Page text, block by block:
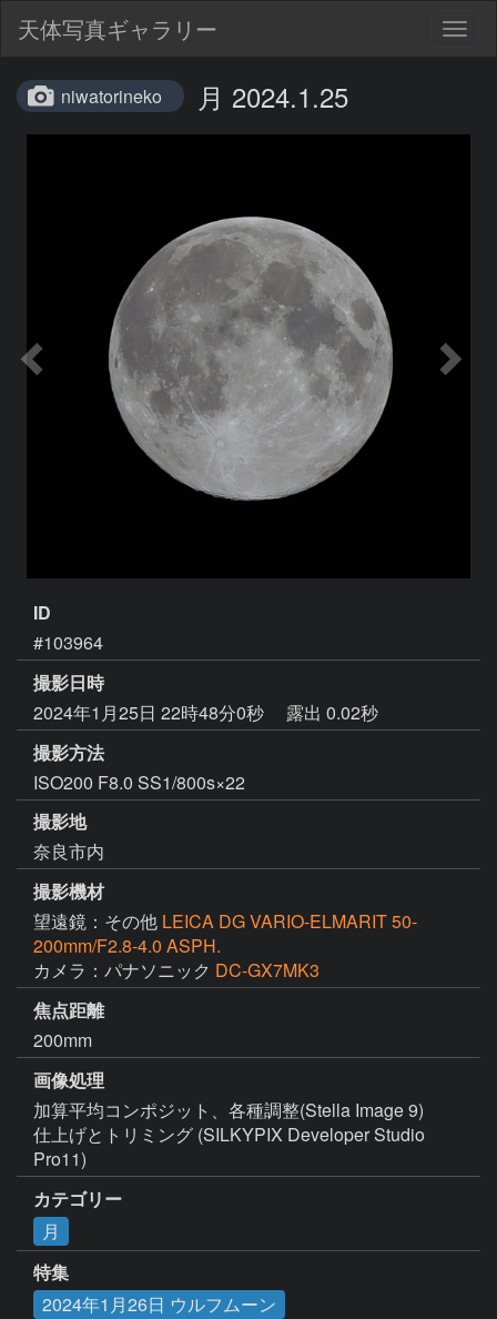
天体写真ギャラリー
niwatorineko 月 2024.1.25
ID
#103964
撮影日時
2024年1月25日 22時48分0秒
露出 0.02秒
撮影方法
ISO200 F8.0 SS1/800s×22
撮影地
奈良市内
撮影機材
望遠鏡：その他 LEICA DG VARIO-ELMARIT 50-
200mm/F2.8-4.0 ASPH.
カメラ：パナソニック DC-GX7MK3
焦点距離
200mm
画像処理
加算平均コンポジット、各種調整(Stella Image 9)
仕上げとトリミング (SILKYPIX Developer Studio
Pro11)
カテゴリー
月
特集
2024年1月26日 ウルフムーン